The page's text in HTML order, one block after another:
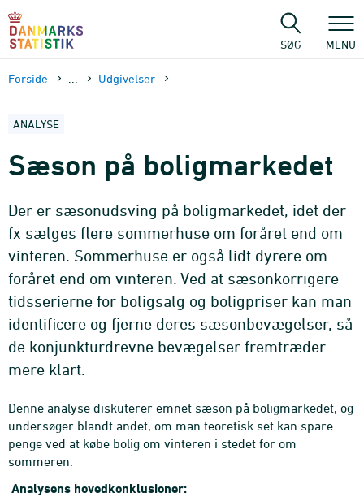
sidens
SØG MENU
Forside Udgivelser
ANALYSE
Sæson på boligmarkedet
Der er sæsonudsving på boligmarkedet, idet der
fx sælges flere sommerhuse om foråret end om
vinteren. Sommerhuse er også lidt dyrere om
foråret end om vinteren. Ved at sæsonkorrigere
tidsserierne for boligsalg og boligpriser kan man
identificere og fjerne deres sæsonbevægelser, så
de konjunkturdrevne bevægelser fremtræder
mere klart.
Denne analyse diskuterer emnet sæson på boligmarkedet, og
undersøger blandt andet, om man teoretisk set kan spare
penge ved at købe bolig om vinteren i stedet for om
sommeren.
Analysens hovedkonklusioner: